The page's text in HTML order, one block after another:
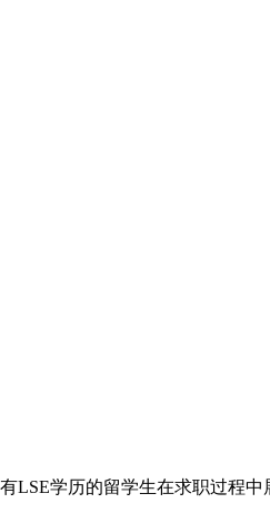
LSE学历的留学生在求职过程